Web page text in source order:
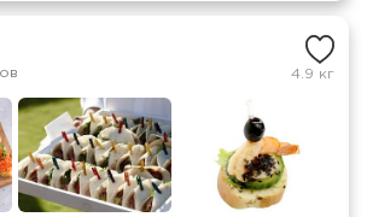
4.9 кг